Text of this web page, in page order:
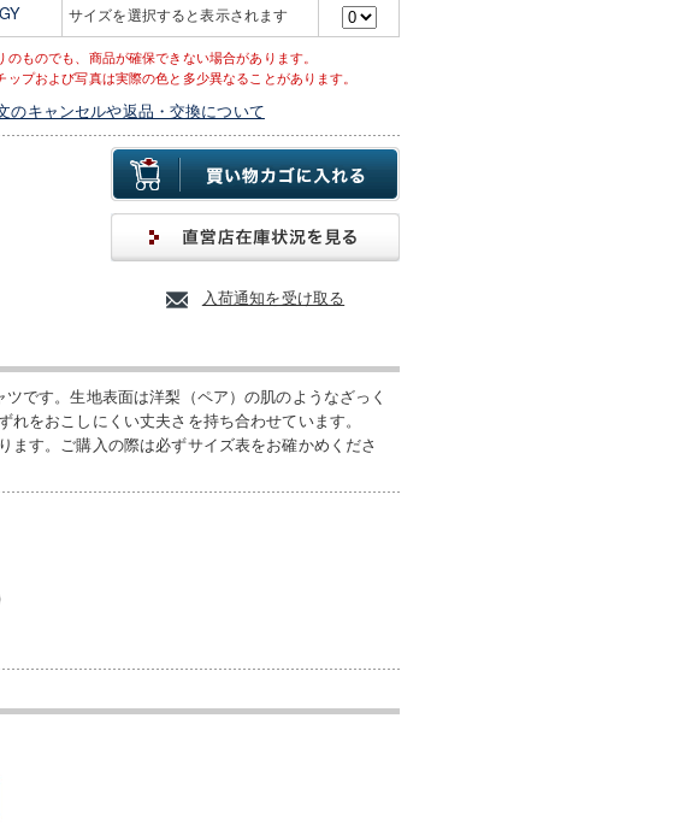
サイズを選択すると表示されます
のものでも、商品が確保できない場合があります。
ップおよび写真は実際の色と多少異なることがあります。
のキャンセルや返品・交換について
入荷通知を受け取る
です。生地表面は洋梨（ペア）の肌のようなざっく
をおこしにくい丈夫さを持ち合わせています。
ます。ご購入の際は必ずサイズ表をお確かめくださ